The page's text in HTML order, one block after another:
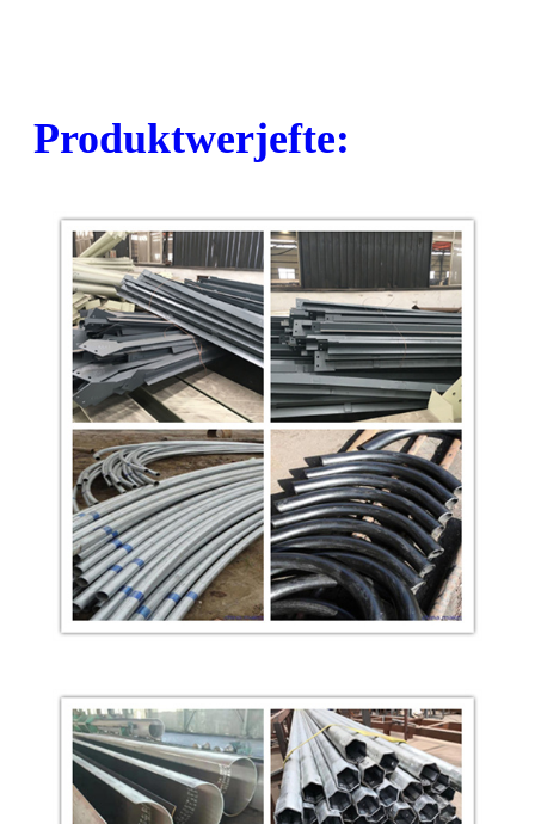
Produktwerjefte: